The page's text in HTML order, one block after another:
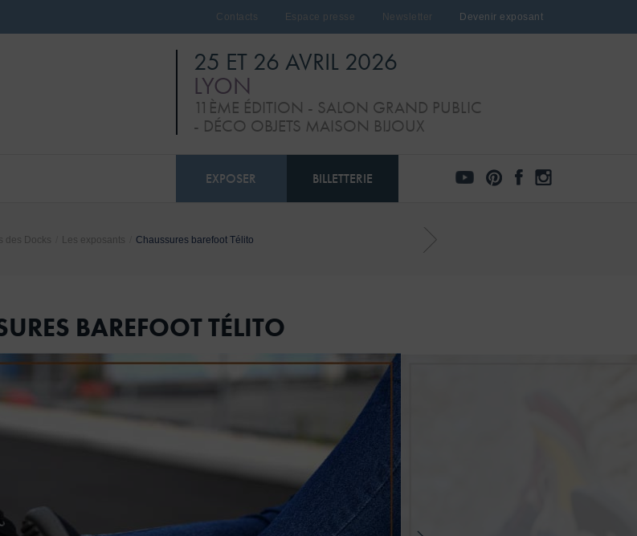
Contacts Espace presse Newsletter Devenir exposant
25 ET 26 AVRIL 2026
LYON
11ÈME ÉDITION - SALON GRAND PUBLIC
- DÉCO OBJETS MAISON BIJOUX
EXPOSER BILLETTERIE
des Docks Les exposants Chaussures barefoot Télito
BAREFOOT TÉLITO